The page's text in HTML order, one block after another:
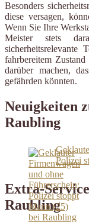
Besonders
diese versagen,
Wenn Sie Ihre
Meister stets
fahrbereitem
darüber machen,
gefährden könnten.
Neuigkeiten
Raubling
Polizei
Extra-
Raubling